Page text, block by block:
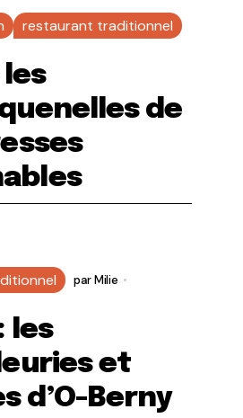
restaurant traditionnel
les
de
parMilie
les
et
d’O-Berny